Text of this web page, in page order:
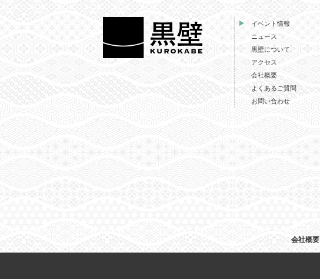
イベント情報
ニュース
黒壁について
アクセス
会社概要
よくあるご質問
お問い合わせ
会社概要